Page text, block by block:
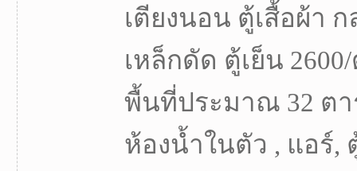
เตียงนอน ตู้เสื้อผ้า
เหล็กดัด ตู้เย็น 2600/
พื้นที่ประมาณ 32 ตา
ห้องน้ำในตัว , แอร์,